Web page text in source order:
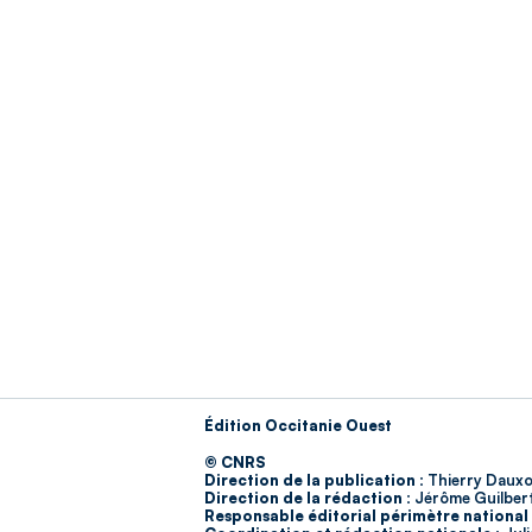
Édition Occitanie Ouest
© CNRS
Direction de la publication : Thierry
Direction de la rédaction : Jérôme
Responsable éditorial périmètre national